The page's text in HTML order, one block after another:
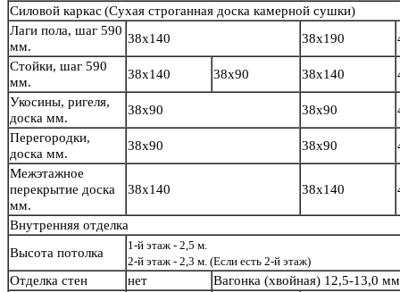
Силовой каркас(Сухая строганная доска камерной сушки)
Лаги пола, шаг 590
мм.
38х140 38х190
Стойки, шаг 590
мм.
38х140 38х90 38х140
Укосины, ригеля,
доска мм.
38х90 38х90
Перегородки,
доска мм.
38х90 38х90
Межэтажное
перекрытие доска
мм.
38х140 38х140
Внутренняя отделка
Высота потолка
1-й этаж - 2,5 м.
2-й этаж - 2,3 м. (Если есть 2-й этаж)
Отделка стен нет
Вагонка (хвойная) 12,5-13,0